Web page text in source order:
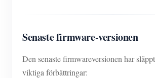
Senaste firmware-versionen
Den senaste firmwareversionen har
viktiga förbättringar: